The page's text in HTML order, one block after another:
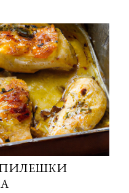
ПИЛЕШКИ